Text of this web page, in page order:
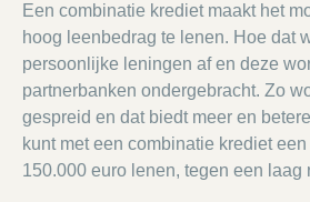
Een combinatie krediet maakt het
hoog leenbedrag te lenen. Hoe dat
persoonlijke leningen af en deze
partnerbanken ondergebracht. Zo
gespreid en dat biedt meer en
kunt met een combinatie krediet
150.000 euro lenen, tegen een laag